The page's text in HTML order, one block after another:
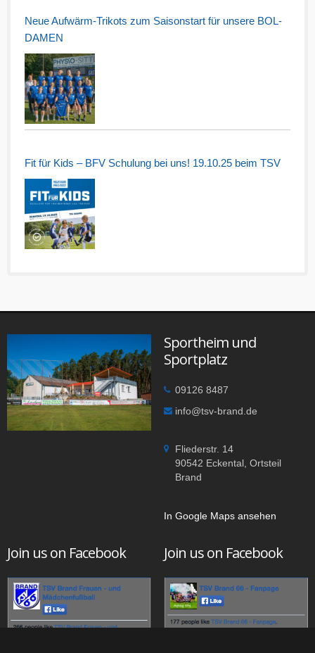
Neue Aufwärm-Trikots zum Saisonstart für unsere BOL-
DAMEN
Fit für Kids – BFV Schulung bei uns! 19.10.25 beim TSV
Sportheim und
Sportplatz
09126 8487
info@tsv-brand.de
Fliederstr. 14
90542 Eckental, Ortsteil
Brand
In Google Maps ansehen
Join us on Facebook Join us on Facebook